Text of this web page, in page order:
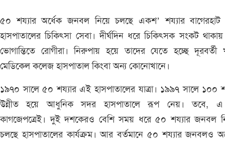
৫০ শয্যার অর্ধেক জনবল নিয়ে চলছে একশ’ শয্যার
হাসপাতালের চিকিৎসা সেবা। দীর্ঘদিন ধরে চিকিৎসক সংকট
ভোগান্তিতে রোগীরা। নিরুপায় হয়ে তাদের যেতে হচ্ছে দূরবর্তী
মেডিকেল কলেজ হাসপাতাল কিংবা অন্য কোনোখানে।
১৯৭০ সালে ৫০ শয্যার এই হাসপাতালের যাত্রা। ১৯৯৭ সালে ১০০
উন্নীত হয়ে আধুনিক সদর হাসপাতালে রূপ নেয়। তবে,
কাগজেপত্রেই। দুই দশকেরও বেশি সময় ধরে ৫০ শয্যার জনবল
চলছে হাসপাতালের কার্যক্রম। আর বর্তমানে ৫০ শয্যার জনবলও